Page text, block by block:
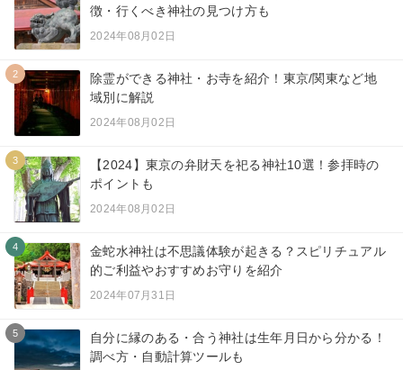
徴・行くべき神社の見つけ方も
2024年08月02日
2
除霊ができる神社・お寺を紹介！東京/関東など地
域別に解説
2024年08月02日
3
【2024】東京の弁財天を祀る神社10選！参拝時の
ポイントも
2024年08月02日
4
金蛇水神社は不思議体験が起きる？スピリチュアル
的ご利益やおすすめお守りを紹介
2024年07月31日
5
自分に縁のある・合う神社は生年月日から分かる！
調べ方・自動計算ツールも